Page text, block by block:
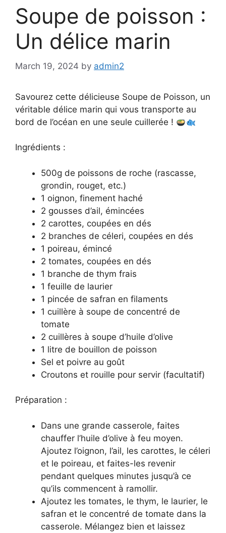
Soupe de poisson :
Un délice marin
March 19, 2024 by admin2
Savourez cette délicieuse Soupe de Poisson, un
véritable délice marin qui vous transporte au
bord de l’océan en une seule cuillerée !
Ingrédients :
500g de poissons de roche (rascasse,
grondin, rouget, etc.)
1 oignon, finement haché
2 gousses d’ail, émincées
2 carottes, coupées en dés
2 branches de céleri, coupées en dés
1 poireau, émincé
2 tomates, coupées en dés
1 branche de thym frais
1 feuille de laurier
1 pincée de safran en filaments
1 cuillère à soupe de concentré de
tomate
2 cuillères à soupe d’huile d’olive
1 litre de bouillon de poisson
Sel et poivre au goût
Croutons et rouille pour servir (facultatif)
Préparation :
Dans une grande casserole, faites
chauffer l’huile d’olive à feu moyen.
Ajoutez l’oignon, l’ail, les carottes, le céleri
et le poireau, et faites-les revenir
pendant quelques minutes jusqu’à ce
qu’ils commencent à ramollir.
Ajoutez les tomates, le thym, le laurier, le
safran et le concentré de tomate dans la
casserole. Mélangez bien et laissez